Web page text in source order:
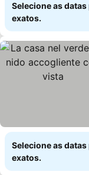
Selecione as
exatos.
Selecione as
exatos.